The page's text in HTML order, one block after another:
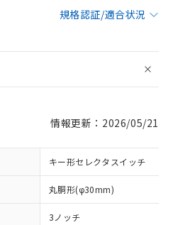
規格認証/適合状況
情報更新：2026/05/21
キー形セレクタスイッチ
丸胴形(φ30mm)
3ノッチ